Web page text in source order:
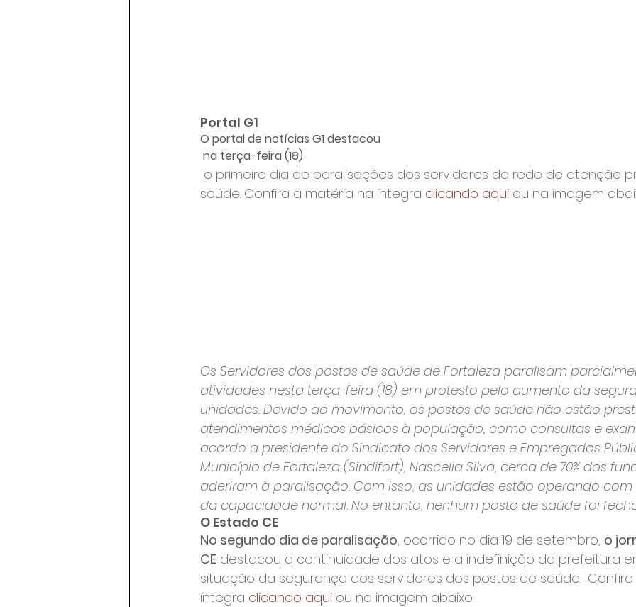
Portal G1
O portal de notícias G1 destacou
na terça-feira (18)
o primeiro dia de paralisações dos servidores da rede de atenção
saúde. Confira a matéria na íntegra clicando aqui ou na imagem
Os Servidores dos postos de saúde de Fortaleza paralisam
atividades nesta terça-feira (18) em protesto pelo aumento da
unidades. Devido ao movimento, os postos de saúde não estão
atendimentos médicos básicos à população, como consultas e
acordo a presidente do Sindicato dos Servidores e Empregados
Município de Fortaleza (Sindifort), Nascelia Silva, cerca de 70% dos
aderiram à paralisação. Com isso, as unidades estão operando com
da capacidade normal. No entanto, nenhum posto de saúde foi
O Estado CE
No segundo dia de paralisação, ocorrido no dia 19 de setembro, o
CE destacou a continuidade dos atos e a indefinição da prefeitura
situação da segurança dos servidores dos postos de saúde.
íntegra clicando aqui ou na imagem abaixo.